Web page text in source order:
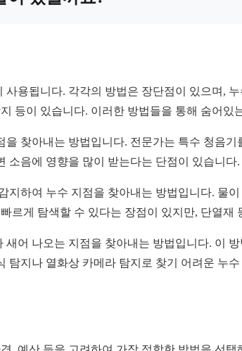
용됩니다. 각각의 방법은 장단점이 있으며,
등이 있습니다. 이러한 방법들을 통해 숨어있
찾아내는 방법입니다. 전문가는 특수 청음
소음에 영향을 많이 받는다는 단점이 있습니
지하여 누수 지점을 찾아내는 방법입니다. 물
르게 탐색할 수 있다는 장점이 있지만, 단열
어 나오는 지점을 찾아내는 방법입니다. 이
탐지나 열화상 카메라 탐지로 찾기 어려운 누